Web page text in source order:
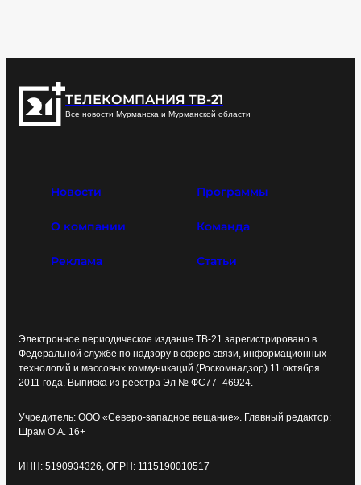
ТЕЛЕКОМПАНИЯ ТВ-21
Все новости Мурманска и Мурманской области
Новости Программы
О компании Команда
Реклама Статьи
Электронное периодическое издание ТВ-21 зарегистрировано в
Федеральной службе по надзору в сфере связи, информационных
технологий и массовых коммуникаций (Роскомнадзор) 11 октября
2011 года. Выписка из реестра Эл № ФС77–46924.
Учредитель: ООО «Северо-западное вещание». Главный редактор:
Шрам О.А. 16+
ИНН: 5190934326, ОГРН: 1115190010517